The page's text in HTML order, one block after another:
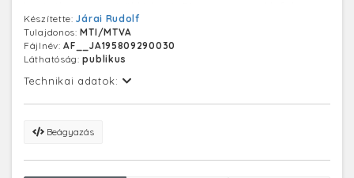
tövében nyílik. A Jósvafő községig húzódó 7 km
hosszú, kanyargós főág egy felszínalatti folyó medre.
A sziklaalagút átlagosan 10 m széles, 7-8 m magas,
néhány helyen pedig hatalmas teremmé szélesedik. A
főághoz több mellékág csatlakozik. A járatokat
nyújtó cseppkőoszlopok, -lefolyások és -zászlók,
az Aggteleki-karszt, valamint a Szlovák-karszt többi
Világörökség részévé nyilvánította.
Készítette:Járai Rudolf
Tulajdonos:MTI/MTVA
Fájlnév:AF__JA195809290030
Láthatóság:publikus
Technikai adatok:
Beágyazás